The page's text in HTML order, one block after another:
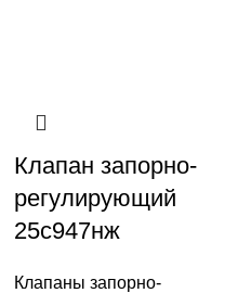
Клапан запорно-
регулирующий
25с947нж
Клапаны запорно-